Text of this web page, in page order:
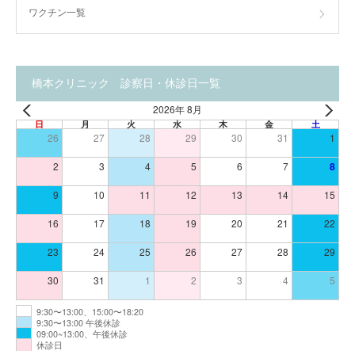
ワクチン一覧
橋本クリニック 診察日・休診日一覧
2026年 8月
日 月 火 水 木 金 土
26 27 28 29 30 31 1
2 3 4 5 6 7 8
9 10 11 12 13 14 15
16 17 18 19 20 21 22
23 24 25 26 27 28 29
30 31 1 2 3 4 5
9:30〜13:00、15:00〜18:20
9:30〜13:00 午後休診
09:00~13:00、午後休診
休診日